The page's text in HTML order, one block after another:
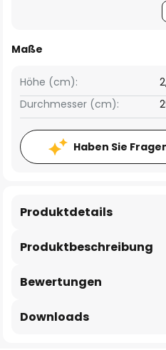
Maße
Höhe (cm):
Durchmesser (cm):
Haben Sie
Produktbeschreibung
Produktdetails
Bewertungen
Downloads